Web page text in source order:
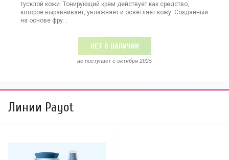
тусклой кожи. Тонирующий крем действует как средство,
которое выравнивает, увлажняет и осветляет кожу. Созданный
на основе фру...
НЕТ В НАЛИЧИИ
не поступает c октября 2025
Линии Payot